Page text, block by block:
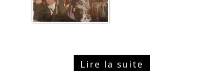
Lire la suite